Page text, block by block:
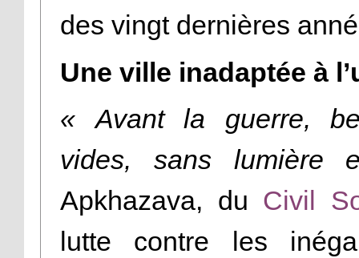
des vingt dernières
Une ville inadaptée à
« Avant la guerre,
vides, sans lumière
Apkhazava, du Civil
lutte contre les